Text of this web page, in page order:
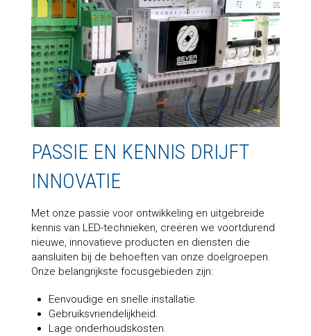
PASSIE EN KENNIS DRIJFT
INNOVATIE
Met onze passie voor ontwikkeling en uitgebreide
kennis van LED-technieken, creëren we voortdurend
nieuwe, innovatieve producten en diensten die
aansluiten bij de behoeften van onze doelgroepen.
Onze belangrijkste focusgebieden zijn:
Eenvoudige en snelle installatie.
Gebruiksvriendelijkheid.
Lage onderhoudskosten.